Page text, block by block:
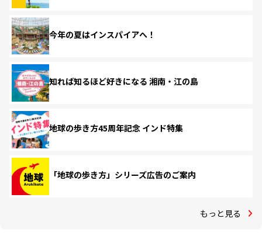
今年の夏はインスパイアへ！
知れば知るほど好きになる 湘南・江の島
地球の歩き方45周年記念 インド特集
「地球の歩き方」シリーズ広告のご案内
もっと見る